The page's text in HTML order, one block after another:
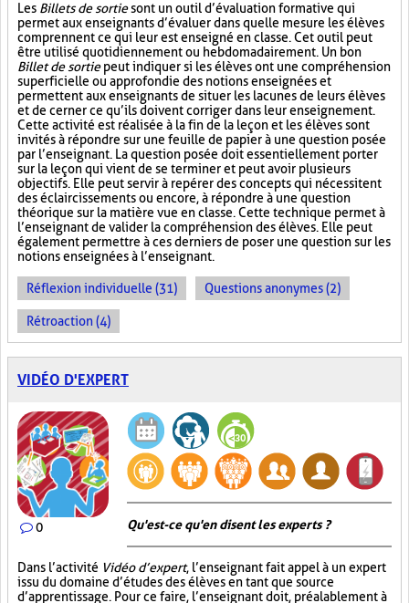
Les Billets de sortiesont un outil d’évaluation formative qui
permet aux enseignants d’évaluer dans quelle mesure les élèves
comprennent ce qui leur est enseigné en classe. Cet outil peut
être utilisé quotidiennement ou hebdomadairement. Un bon
Billet de sortiepeut indiquer si les élèves ont une compréhension
superficielle ou approfondie des notions enseignées et
permettent aux enseignants de situer les lacunes de leurs élèves
et de cerner ce qu’ils doivent corriger dans leur enseignement.
Cette activité est réalisée à la fin de la leçon et les élèves sont
invités à répondre sur une feuille de papier à une question posée
par l’enseignant. La question posée doit essentiellement porter
sur la leçon qui vient de se terminer et peut avoir plusieurs
objectifs. Elle peut servir à repérer des concepts qui nécessitent
des éclaircissements ou encore, à répondre à une question
théorique sur la matière vue en classe. Cette technique permet à
l’enseignant de valider la compréhension des élèves. Elle peut
également permettre à ces derniers de poser une question sur les
notions enseignées à l’enseignant.
Réflexion individuelle (31) Questions anonymes (2)
Rétroaction (4)
VIDÉO D'EXPERT
0 Qu'est-ce qu'en disent les experts ?
Dans l’activité Vidéo d’expert, l’enseignant fait appel à un expert
issu du domaine d’études des élèves en tant que source
d’apprentissage. Pour ce faire, l’enseignant doit, préalablement à